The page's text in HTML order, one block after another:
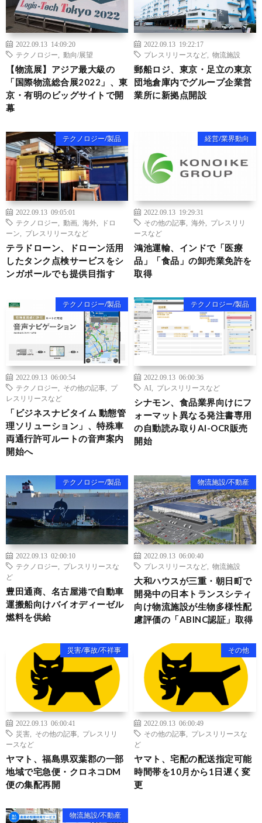
2022.09.13 14:09:20
テクノロジー
動向/展望
【物流展】アジア最大級の
「国際物流総合展2022」、東
京・有明のビッグサイトで開
幕
2022.09.13 19:22:17
プレスリリースなど
物流施設
郵船ロジ、東京・足立の東京
団地倉庫内でグループ企業営
業所に新拠点開設
テクノロジー/製品
2022.09.13 09:05:01
テクノロジー
動画 海外
ドロ
ーン
プレスリリースなど
テラドローン、ドローン活用
したタンク点検サービスをシ
ンガポールでも提供目指す
経営/業界動向
2022.09.13 19:29:31
その他の記事
海外
プレスリリ
ースなど
鴻池運輸、インドで「医療
品」「食品」の卸売業免許を
取得
テクノロジー/製品
2022.09.13 06:00:54
テクノロジー
その他の記事
プ
レスリリースなど
「ビジネスナビタイム 動態管
理ソリューション」、特殊車
両通行許可ルートの音声案内
開始へ
テクノロジー/製品
2022.09.13 06:00:36
AI
プレスリリースなど
シナモン、食品業界向けにフ
ォーマット異なる発注書専用
の自動読み取りAI-OCR販売
開始
テクノロジー/製品
2022.09.13 02:00:10
テクノロジー
プレスリリースな
ど
豊田通商、名古屋港で自動車
運搬船向けバイオディーゼル
燃料を供給
物流施設/不動産
2022.09.13 06:00:40
プレスリリースなど
物流施設
大和ハウスが三重・朝日町で
開発中の日本トランスシティ
向け物流施設が生物多様性配
慮評価の「ABINC認証」取得
災害/事故/不祥事
2022.09.13 06:00:41
災害
その他の記事
プレスリリ
ースなど
ヤマト、福島県双葉郡の一部
地域で宅急便・クロネコDM
便の集配再開
その他
2022.09.13 06:00:49
その他の記事
プレスリリースな
ど
ヤマト、宅配の配送指定可能
時間帯を10月から1日遅く変
更
物流施設/不動産